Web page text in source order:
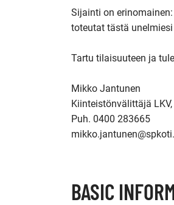
Sijainti on
toteutat tästä
Tartu tilaisuuteen ja
Mikko Jantunen
Kiinteistönvälittäjä
Puh. 0400 283665
BASIC